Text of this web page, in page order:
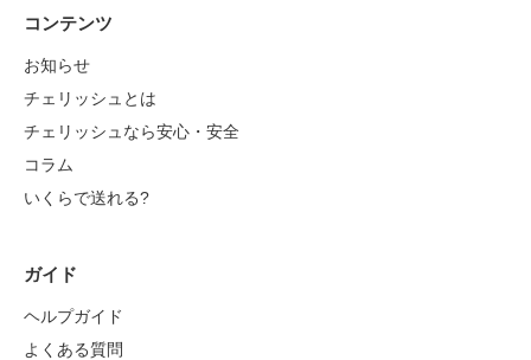
コンテンツ
お知らせ
チェリッシュとは
チェリッシュなら安心・安全
コラム
いくらで送れる?
ガイド
ヘルプガイド
よくある質問